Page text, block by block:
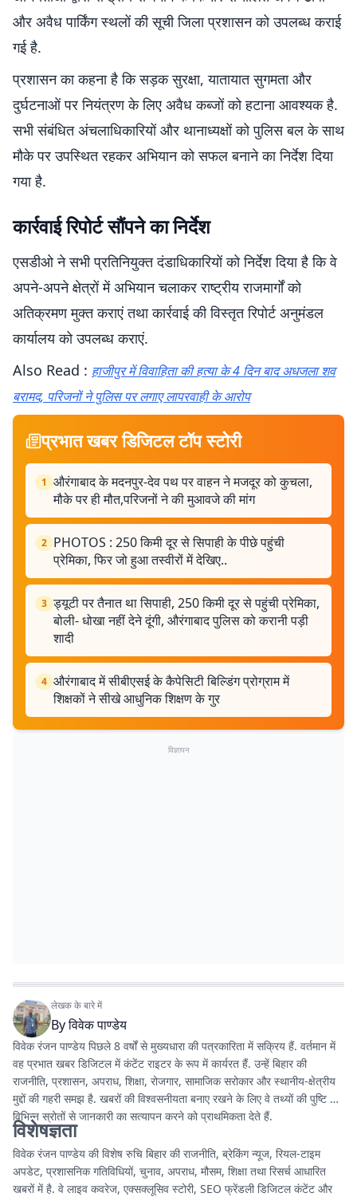
और अवैध पार्किंग स्थलों की सूची जिला प्रशासन को उपलब्ध कराई
गई है.
प्रशासन का कहना है कि सड़क सुरक्षा, यातायात सुगमता और
दुर्घटनाओं पर नियंत्रण के लिए अवैध कब्जों को हटाना आवश्यक है.
सभी संबंधित अंचलाधिकारियों और थानाध्यक्षों को पुलिस बल के साथ
मौके पर उपस्थित रहकर अभियान को सफल बनाने का निर्देश दिया
गया है.
कार्रवाई रिपोर्ट सौंपने का निर्देश
एसडीओ ने सभी प्रतिनियुक्त दंडाधिकारियों को निर्देश दिया है कि वे
अपने-अपने क्षेत्रों में अभियान चलाकर राष्ट्रीय राजमार्गों को
अतिक्रमण मुक्त कराएं तथा कार्रवाई की विस्तृत रिपोर्ट अनुमंडल
कार्यालय को उपलब्ध कराएं.
Also Read : हाजीपुर में विवाहिता की हत्या के 4 दिन बाद अधजला शव
बरामद, परिजनों ने पुलिस पर लगाए लापरवाही के आरोप
प्रभात खबर डिजिटल टॉप स्टोरी
1 औरंगाबाद के मदनपुर-देव पथ पर वाहन ने मजदूर को कुचला,
मौके पर ही मौत,परिजनों ने की मुआवजे की मांग
2 PHOTOS : 250 किमी दूर से सिपाही के पीछे पहुंची
प्रेमिका, फिर जो हुआ तस्वीरों में देखिए..
3 ड्यूटी पर तैनात था सिपाही, 250 किमी दूर से पहुंची प्रेमिका,
बोली- धोखा नहीं देने दूंगी, औरंगाबाद पुलिस को करानी पड़ी
शादी
4 औरंगाबाद में सीबीएसई के कैपेसिटी बिल्डिंग प्रोग्राम में
शिक्षकों ने सीखे आधुनिक शिक्षण के गुर
विज्ञापन
लेखक के बारे में
Byविवेक पाण्डेय
विवेक रंजन पाण्डेय पिछले 8 वर्षों से मुख्यधारा की पत्रकारिता में सक्रिय हैं. वर्तमान में
वह प्रभात खबर डिजिटल में कंटेंट राइटर के रूप में कार्यरत हैं. उन्हें बिहार की
राजनीति, प्रशासन, अपराध, शिक्षा, रोजगार, सामाजिक सरोकार और स्थानीय-क्षेत्रीय
मुद्दों की गहरी समझ है. खबरों की विश्वसनीयता बनाए रखने के लिए वे तथ्यों की पुष्टि और
विभिन्न स्रोतों से जानकारी का सत्यापन करने को प्राथमिकता देते हैं.
विशेषज्ञता
विवेक रंजन पाण्डेय की विशेष रुचि बिहार की राजनीति, ब्रेकिंग न्यूज, रियल-टाइम
अपडेट, प्रशासनिक गतिविधियों, चुनाव, अपराध, मौसम, शिक्षा तथा रिसर्च आधारित
खबरों में है. वे लाइव कवरेज, एक्सक्लूसिव स्टोरी, SEO फ्रेंडली डिजिटल कंटेंट और